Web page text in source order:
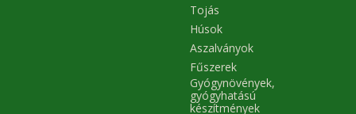
Tojás
Húsok
Aszalványok
Fűszerek
Gyógynövények,
gyógyhatású
készítmények